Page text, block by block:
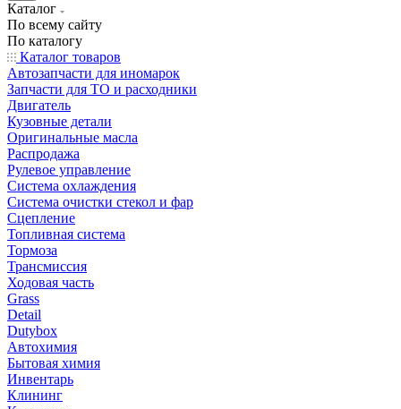
Каталог
По всему сайту
По каталогу
Каталог товаров
Автозапчасти для иномарок
Запчасти для ТО и расходники
Двигатель
Кузовные детали
Оригинальные масла
Распродажа
Рулевое управление
Система охлаждения
Система очистки стекол и фар
Сцепление
Топливная система
Тормоза
Трансмиссия
Ходовая часть
Grass
Detail
Dutybox
Автохимия
Бытовая химия
Инвентарь
Клининг